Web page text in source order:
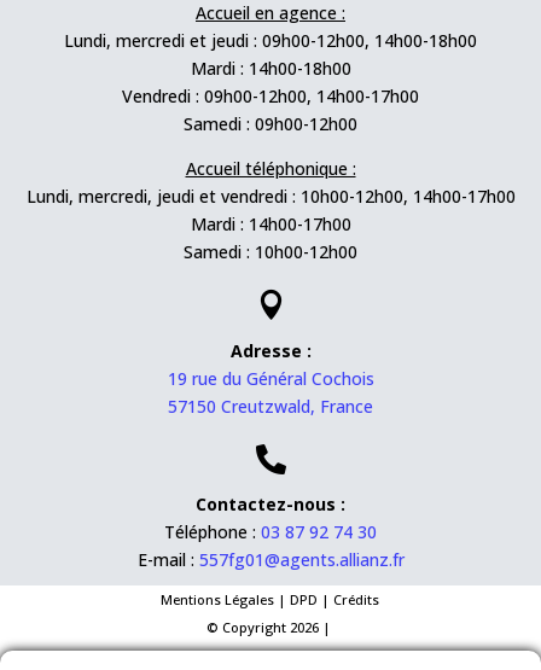
Accueil en agence :
Lundi, mercredi et jeudi : 09h00-12h00, 14h00-18h00
Mardi : 14h00-18h00
Vendredi : 09h00-12h00, 14h00-17h00
Samedi : 09h00-12h00
Accueil téléphonique :
Lundi, mercredi, jeudi et vendredi : 10h00-12h00, 14h00-17h00
Mardi : 14h00-17h00
Samedi : 10h00-12h00

Adresse :
19 rue du Général Cochois
57150 Creutzwald, France

Contactez-nous :
Téléphone : 03 87 92 74 30
E-mail : 557fg01@agents.allianz.fr
Mentions Légales |DPD |Crédits
© Copyright 2026 |